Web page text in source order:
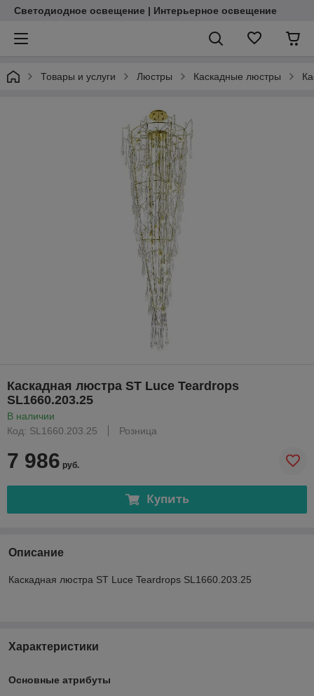
Светодиодное освещение | Интерьерное освещение
Товары и услуги Люстры Каскадные люстры
Каскадная люстра ST Luce Teardrops
SL1660.203.25
В наличии
Код: SL1660.203.25
Розница
7 986 руб.
Купить
Описание
Каскадная люстра ST Luce Teardrops SL1660.203.25
Характеристики
Основные атрибуты